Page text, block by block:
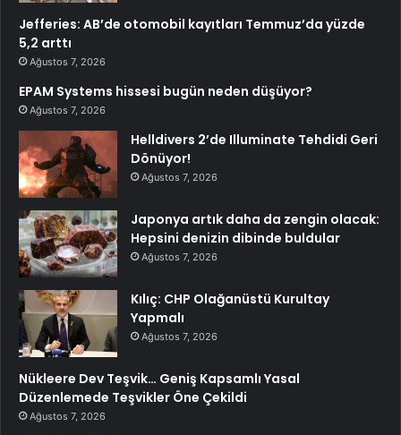
Jefferies: AB’de otomobil kayıtları Temmuz’da yüzde
5,2 arttı
Ağustos 7, 2026
EPAM Systems hissesi bugün neden düşüyor?
Ağustos 7, 2026
Helldivers 2’de Illuminate Tehdidi Geri
Dönüyor!
Ağustos 7, 2026
Japonya artık daha da zengin olacak:
Hepsini denizin dibinde buldular
Ağustos 7, 2026
Kılıç: CHP Olağanüstü Kurultay
Yapmalı
Ağustos 7, 2026
Nükleere Dev Teşvik… Geniş Kapsamlı Yasal
Düzenlemede Teşvikler Öne Çekildi
Ağustos 7, 2026